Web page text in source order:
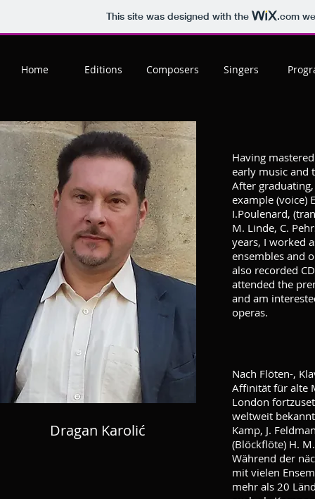
This site was designed with the .com
Home Editions Composers Singers
Dragan Karolić
Having
early music and
After
example (voice)
I.Poulenard,
M. Linde, C.
years, I worked
ensembles and
also recorded
attended the
and am
operas.
Nach Flöten-,
Affinität für alte
London
weltweit
Kamp, J.
(Blöckflöte) H.
Während der
mit vielen
mehr als 20